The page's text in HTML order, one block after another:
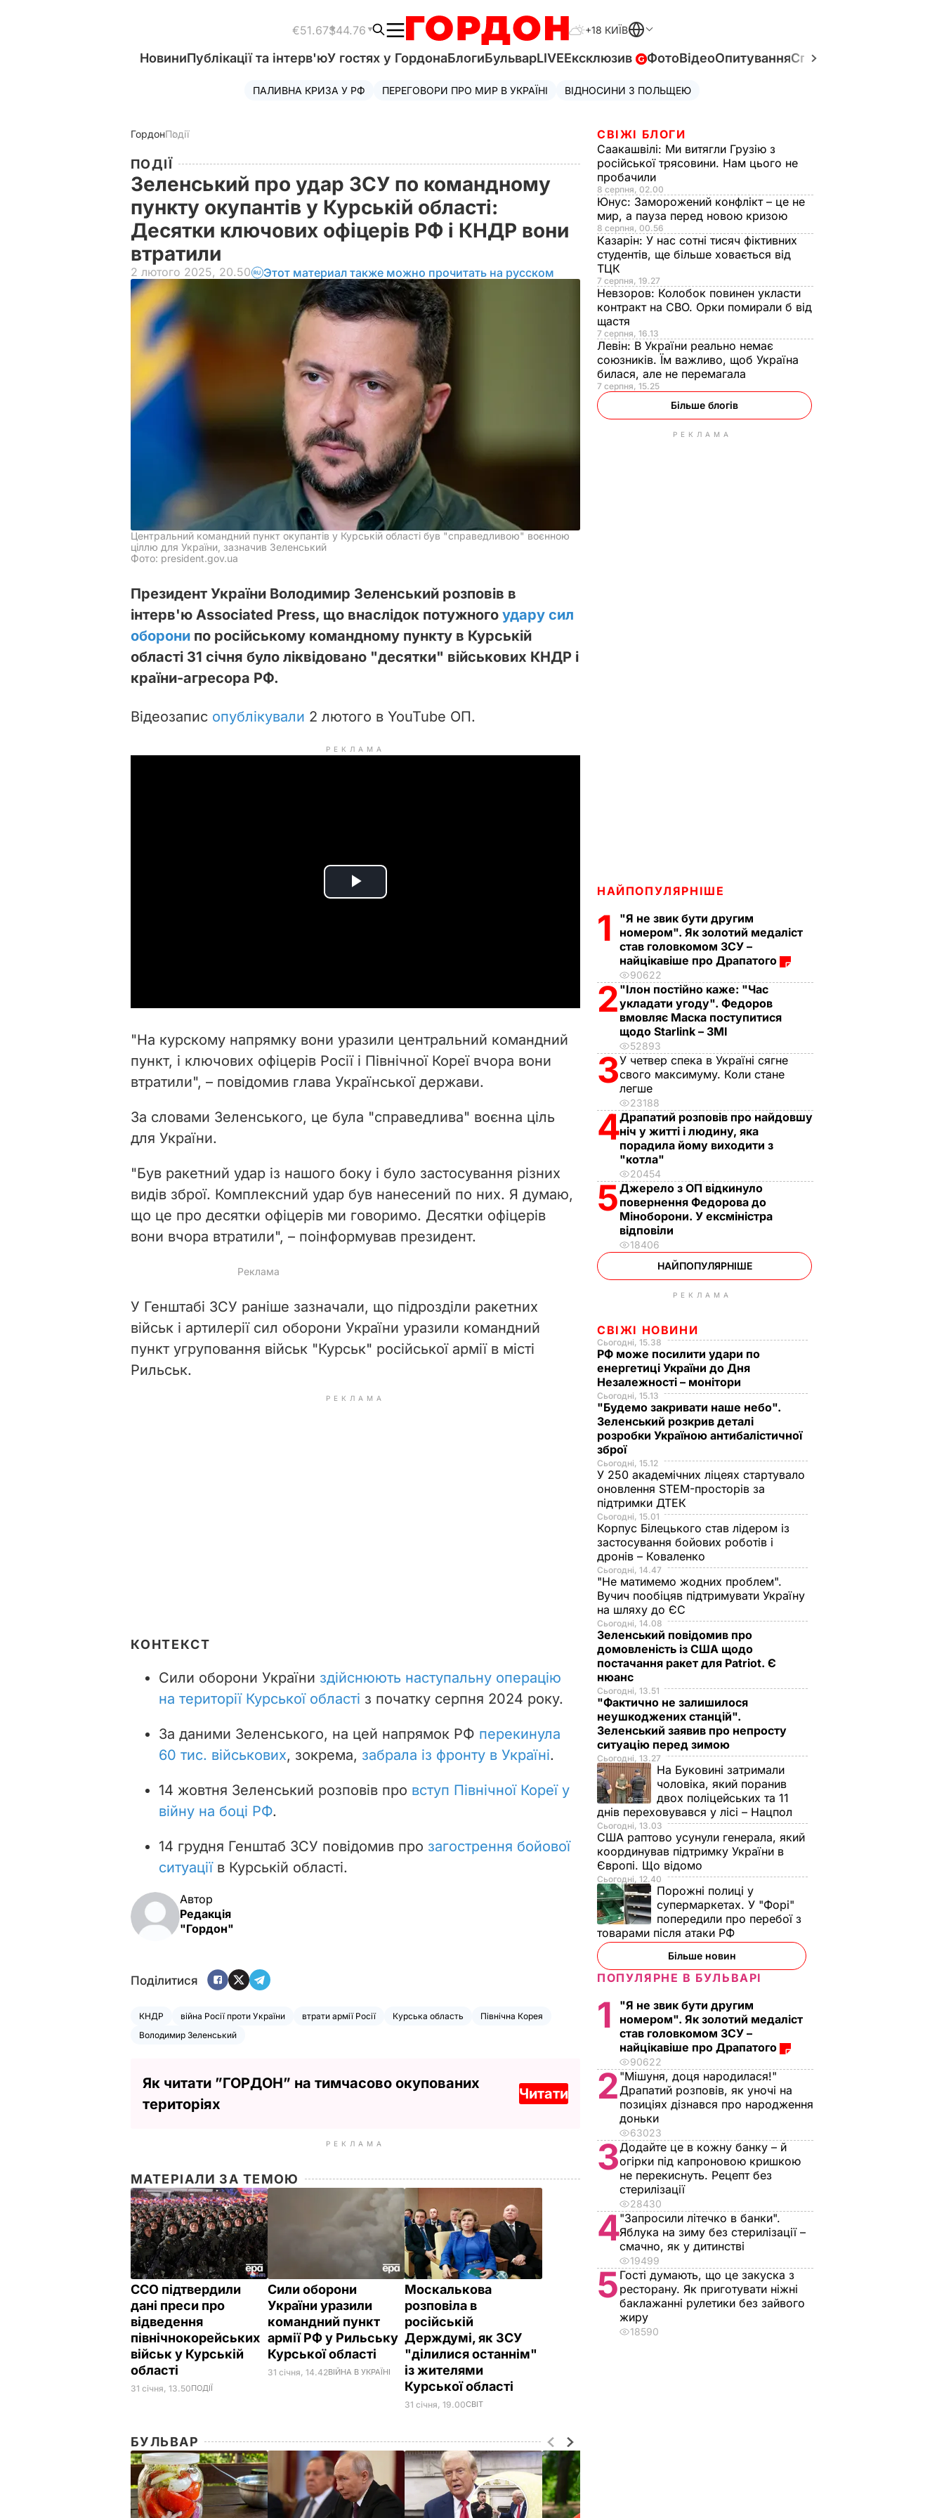
€51.67$44.76 +18 КИЇВ
НовиниПублікації та інтерв'юУ гостях у ГордонаБлогиБульварLIVEЕксклюзив ФотоВідеоОпитуванняСпецпроєкти
ПАЛИВНА КРИЗА У РФ ПЕРЕГОВОРИ ПРО МИР В УКРАЇНІ ВІДНОСИНИ З ПОЛЬЩЕЮ
ГордонПодії
ПОДІЇ
Зеленський про удар ЗСУ по командному
пункту окупантів у Курській області:
Десятки ключових офіцерів РФ і КНДР вони
втратили
2 лютого 2025, 20.50 Этот материал также можно прочитать на русском
Центральний командний пункт окупантів у Курській області був "справедливою" воєнною
ціллю для України, зазначив Зеленський
Фото: president.gov.ua
Президент України Володимир Зеленський розповів в
інтерв'ю Associated Press, що внаслідок потужного удару сил
оборони по російському командному пункту в Курській
області 31 січня було ліквідовано "десятки" військових КНДР і
країни-агресора РФ.
Відеозапис опублікували 2 лютого в YouTube ОП.
РЕКЛАМА
P
i
d
e
"На курскому напрямку вони уразили центральний командний
пункт, і ключових офіцерів Росії і Північної Кореї вчора вони
втратили", – повідомив глава Української держави.
За словами Зеленського, це була "справедлива" воєнна ціль
для України.
"Був ракетний удар із нашого боку і було застосування різних
видів зброї. Комплексний удар був нанесений по них. Я думаю,
що це про десятки офіцерів ми говоримо. Десятки офіцерів
вони вчора втратили", – поінформував президент.
У Генштабі ЗСУ раніше зазначали, що підрозділи ракетних
військ і артилерії сил оборони України уразили командний
пункт угруповання військ "Курськ" російської армії в місті
Рильськ.
РЕКЛАМА
КОНТЕКСТ
Сили оборони України здійснюють наступальну операцію
на території Курської області з початку серпня 2024 року.
За даними Зеленського, на цей напрямок РФ перекинула
60 тис. військових, зокрема, забрала із фронту в Україні.
14 жовтня Зеленський розповів про вступ Північної Кореї у
війну на боці РФ.
14 грудня Генштаб ЗСУ повідомив про загострення бойової
ситуаціїв Курській області.
Автор
Редакція
"Гордон"
Поділитися
КНДР війна Росії проти України втрати армії Росії Курська область
Північна Корея
Володимир Зеленський
Як читати ”ГОРДОН” на тимчасово окупованих
територіях
Читати
РЕКЛАМА
МАТЕРІАЛИ ЗА ТЕМОЮ
ССО підтвердили
дані преси про
відведення
північнокорейських
військ у Курській
області
31 січня, 13.50ПОДІЇ
Сили оборони
України уразили
командний пункт
армії РФ у Рильську
Курської області
31 січня, 14.42ВІЙНА В УКРАЇНІ
Москалькова
розповіла в
російській
Держдумі, як ЗСУ
"ділилися останнім"
із жителями
Курської області
31 січня, 19.00СВІТ
БУЛЬВАР
СВІЖІ БЛОГИ
Саакашвілі: Ми витягли Грузію з
російської трясовини. Нам цього не
пробачили
8 серпня, 02.00
Юнус: Заморожений конфлікт – це не
мир, а пауза перед новою кризою
8 серпня, 00.56
Казарін: У нас сотні тисяч фіктивних
студентів, ще більше ховається від
ТЦК
7 серпня, 19.27
Невзоров: Колобок повинен укласти
контракт на СВО. Орки помирали б від
щастя
7 серпня, 16.13
Левін: В України реально немає
союзників. Їм важливо, щоб Україна
билася, але не перемагала
7 серпня, 15.25
Більше блогів
РЕКЛАМА
НАЙПОПУЛЯРНІШЕ
1
"Я не звик бути другим
номером". Як золотий медаліст
став головкомом ЗСУ –
найцікавіше про Драпатого
90622
2 "Ілон постійно каже: "Час
укладати угоду". Федоров
вмовляє Маска поступитися
щодо Starlink – ЗМІ
52893
3У четвер спека в Україні сягне
свого максимуму. Коли стане
легше
23188
4Драпатий розповів про найдовшу
ніч у житті і людину, яка
порадила йому виходити з
"котла"
20454
5Джерело з ОП відкинуло
повернення Федорова до
Міноборони. У ексміністра
відповіли
18406
НАЙПОПУЛЯРНІШЕ
РЕКЛАМА
СВІЖІ НОВИНИ
Сьогодні, 15.38
РФ може посилити удари по
енергетиці України до Дня
Незалежності – монітори
Сьогодні, 15.13
"Будемо закривати наше небо".
Зеленський розкрив деталі
розробки Україною антибалістичної
зброї
Сьогодні, 15.12
У 250 академічних ліцеях стартувало
оновлення STEM-просторів за
підтримки ДТЕК​
Сьогодні, 15.01
Корпус Білецького став лідером із
застосування бойових роботів і
дронів – Коваленко
Сьогодні, 14.47
"Не матимемо жодних проблем".
Вучич пообіцяв підтримувати Україну
на шляху до ЄС
Сьогодні, 14.08
Зеленський повідомив про
домовленість із США щодо
постачання ракет для Patriot. Є
нюанс
Сьогодні, 13.51
"Фактично не залишилося
неушкоджених станцій".
Зеленський заявив про непросту
ситуацію перед зимою
Сьогодні, 13.27
На Буковині затримали
чоловіка, який поранив
двох поліцейських та 11
днів переховувався у лісі – Нацпол
Сьогодні, 13.03
США раптово усунули генерала, який
координував підтримку України в
Європі. Що відомо
Сьогодні, 12.40
Порожні полиці у
супермаркетах. У "Форі"
попередили про перебої з
товарами після атаки РФ
Більше новин
ПОПУЛЯРНЕ В БУЛЬВАРІ
1
"Я не звик бути другим
номером". Як золотий медаліст
став головкомом ЗСУ –
найцікавіше про Драпатого
90622
2 "Мішуня, доця народилася!"
Драпатий розповів, як уночі на
позиціях дізнався про народження
доньки
63023
3Додайте це в кожну банку – й
огірки під капроновою кришкою
не перекиснуть. Рецепт без
стерилізації
28430
4"Запросили літечко в банки".
Яблука на зиму без стерилізації –
смачно, як у дитинстві
19499
5 Гості думають, що це закуска з
ресторану. Як приготувати ніжні
баклажанні рулетики без зайвого
жиру
18590